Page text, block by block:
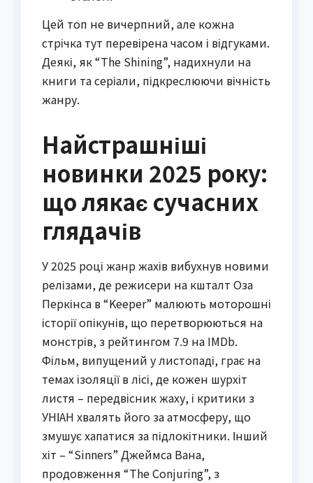
Цей топ не вичерпний, але кожна
стрічка тут перевірена часом і відгуками.
Деякі, як “The Shining”, надихнули на
книги та серіали, підкреслюючи вічність
жанру.
Найстрашніші
новинки 2025 року:
що лякає сучасних
глядачів
У 2025 році жанр жахів вибухнув новими
релізами, де режисери на кшталт Оза
Перкінса в “Keeper” малюють моторошні
історії опікунів, що перетворюються на
монстрів, з рейтингом 7.9 на IMDb.
Фільм, випущений у листопаді, грає на
темах ізоляції в лісі, де кожен шурхіт
листя – передвісник жаху, і критики з
УНІАН хвалять його за атмосферу, що
змушує хапатися за підлокітники. Інший
хіт – “Sinners” Джеймса Вана,
продовження “The Conjuring”, з